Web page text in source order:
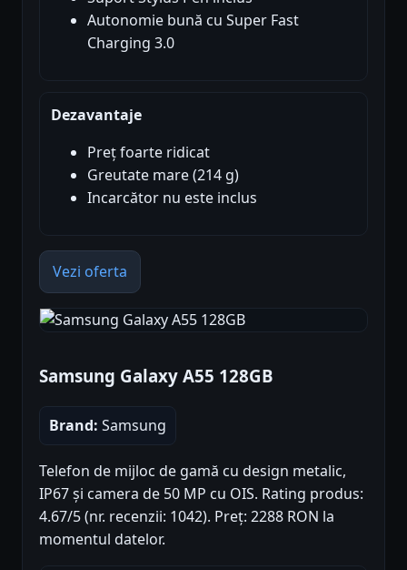
Autonomie bună cu Super Fast
Charging 3.0
Dezavantaje
Preț foarte ridicat
Greutate mare (214 g)
Incarcător nu este inclus
Vezi oferta
Samsung Galaxy A55 128GB
Brand: Samsung
Telefon de mijloc de gamă cu design metalic,
IP67 și camera de 50 MP cu OIS. Rating produs:
4.67/5 (nr. recenzii: 1042). Preț: 2288 RON la
momentul datelor.